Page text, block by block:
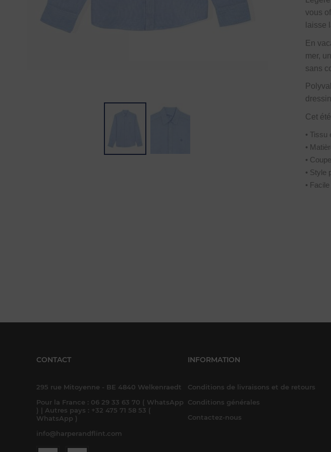
vous
laisse
En
mer,
sans
Cet
•
•
•
• Style
•
CONTACT
295 rue Mitoyenne - BE 4840 Welkenraedt
Pour la France : 06 29 33 63 70 ( WhatsApp
) | Autres pays : +32 475 71 58 53 (
WhatsApp )
info@harperandflint.com
INFORMATION
Conditions de livraisons et de retours
Conditions générales
Contactez-nous